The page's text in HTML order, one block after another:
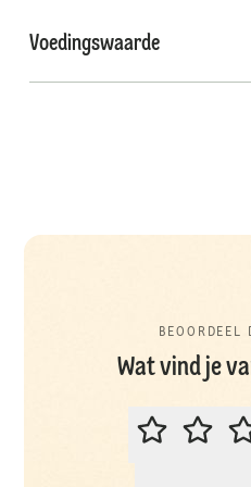
Voedingswaarde
BEOORDEEL
Wat vind je